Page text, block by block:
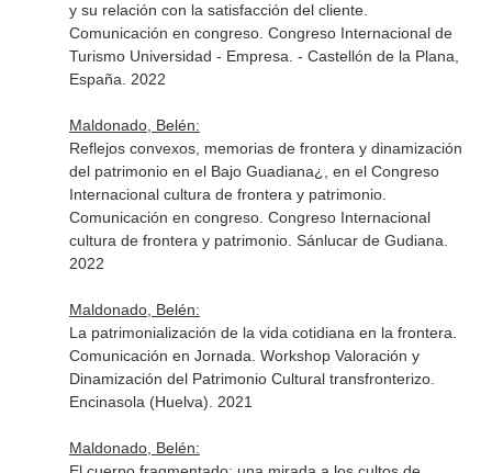
y su relación con la satisfacción del cliente.
Comunicación en congreso. Congreso Internacional de
Turismo Universidad - Empresa. - Castellón de la Plana,
España. 2022
Maldonado, Belén:
Reflejos convexos, memorias de frontera y dinamización
del patrimonio en el Bajo Guadiana¿, en el Congreso
Internacional cultura de frontera y patrimonio.
Comunicación en congreso. Congreso Internacional
cultura de frontera y patrimonio. Sánlucar de Gudiana.
2022
Maldonado, Belén:
La patrimonialización de la vida cotidiana en la frontera.
Comunicación en Jornada. Workshop Valoración y
Dinamización del Patrimonio Cultural transfronterizo.
Encinasola (Huelva). 2021
Maldonado, Belén: